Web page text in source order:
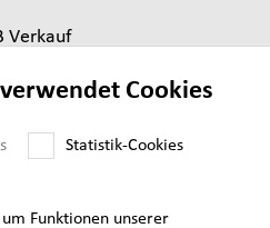
Verkauf
Cookies
Statistik-Cookies
Funktionen unserer